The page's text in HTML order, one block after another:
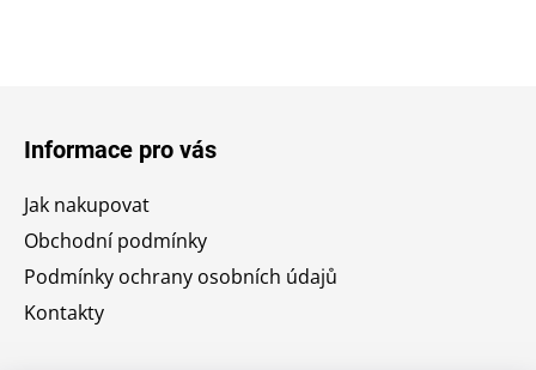
Informace pro vás
Jak nakupovat
Obchodní podmínky
Podmínky ochrany osobních údajů
Kontakty